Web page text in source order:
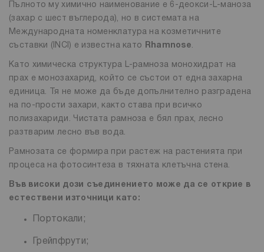
Пълното му химично наименование е 6-деокси-L-маноза
(захар с шест въглерода), но в системата на
Международната номенклатура на козметичните
съставки (INCI) е известна като
Rhamnose.
Като химическа структура L-рамноза монохидрат на
прах е монозахарид, който се състои от една захарна
единица. Тя не може да бъде допълнително разградена
на по-прости захари, както става при всичко
полизахариди. Чистата рамноза е бял прах, лесно
разтварим лесно във вода.
Рамнозата се формира при растеж на растенията при
процеса на фотосинтеза в тяхната клетъчна стена.
Във високи дози съединението може да се открие в
естествени източници като:
Портокали;
Грейпфрути;